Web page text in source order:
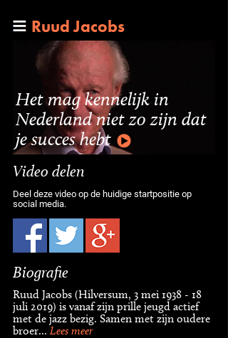
Ruud Jacobs
Het mag kennelijk in
Nederland niet zo zijn dat
je succes hebt
Video delen
Deel deze video op de huidige startpositie op
social media.
Biografie
Ruud Jacobs (Hilversum, 3 mei 1938 - 18
juli 2019) is vanaf zijn prille jeugd actief
met de jazz bezig. Samen met zijn oudere
broer... Lees meer